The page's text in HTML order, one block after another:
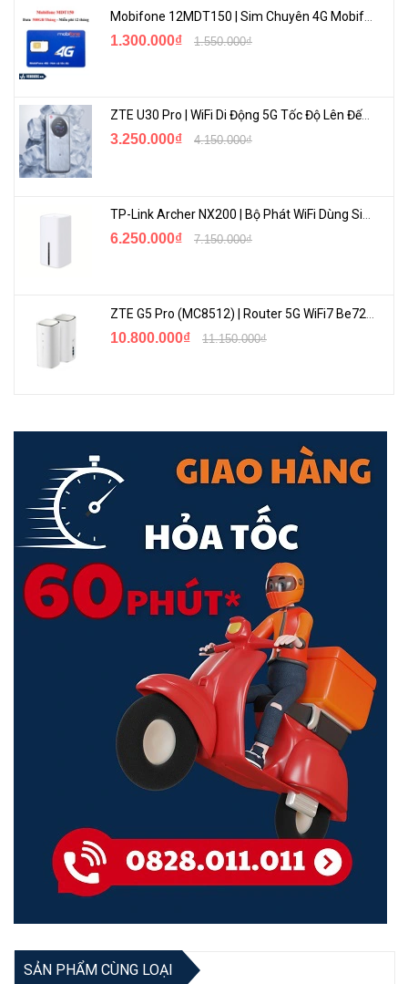
Các phụ kiện đèn GU10 phổ biến, thuận tiện khi lắp đặt đèn
spotlight. Tự cài đặt thật đơn giản với bất kỳ người dùng nào.
Phát ra ánh sáng cận cảnh một phần, Tapo L610 chiếu sáng khu
vực cụ thể, hoàn hảo để chiếu sáng đồ thủ công, thiết kế nghệ
thuật, mô hình yêu thích của bạn, v.v. Nó không chỉ hoạt động để
thu hút khán giả mà còn tiết lộ nhiều chi tiết tuyệt vời hơn.
Mang Lại Không Gian Đầy Ấm Áp
Khi được gắn ở một số khu vực công cộng, đèn Spotlight thông
minh sẽ thể hiện những điểm mạnh của nó khiến nó được sử dụng
tổng thể trong không gian.
1.300.000₫ 1.550.000₫
ZTE U30 Pro | WiFi Di Động 5G Tốc Độ Lên Đến 500Mbps, Màn Hình Cảm Ứng
3.250.000₫ 4.150.000₫
6.250.000₫ 7.150.000₫
10.800.000₫ 11.150.000₫
SẢN PHẨM CÙNG LOẠI